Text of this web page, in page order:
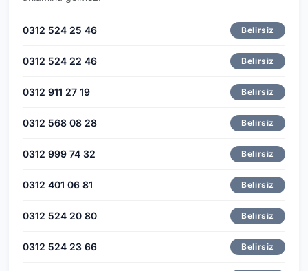
0312 524 25 46 Belirsiz
0312 524 22 46 Belirsiz
0312 911 27 19 Belirsiz
0312 568 08 28 Belirsiz
0312 999 74 32 Belirsiz
0312 401 06 81 Belirsiz
0312 524 20 80 Belirsiz
0312 524 23 66 Belirsiz